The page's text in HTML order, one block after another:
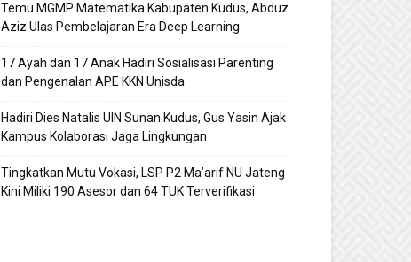
Temu MGMP Matematika Kabupaten Kudus, Abduz
Aziz Ulas Pembelajaran Era Deep Learning
17 Ayah dan 17 Anak Hadiri Sosialisasi Parenting
dan Pengenalan APE KKN Unisda
Hadiri Dies Natalis UIN Sunan Kudus, Gus Yasin Ajak
Kampus Kolaborasi Jaga Lingkungan
Tingkatkan Mutu Vokasi, LSP P2 Ma’arif NU Jateng
Kini Miliki 190 Asesor dan 64 TUK Terverifikasi